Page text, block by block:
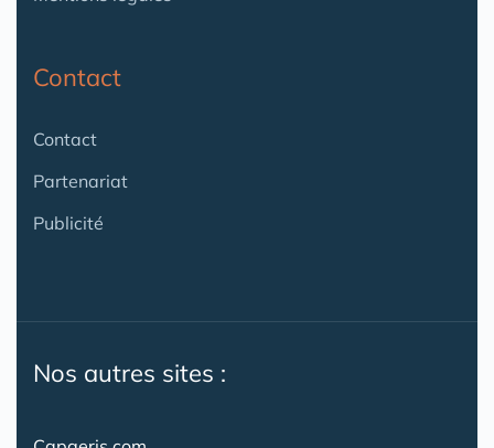
Contact
Contact
Partenariat
Publicité
Nos autres sites :